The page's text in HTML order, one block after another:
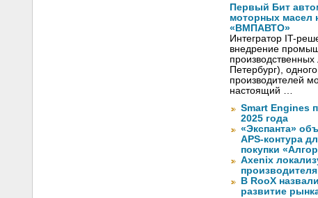
Первый Бит
моторных масел
«ВМПАВТО»
Интегратор IT-
внедрение
Петербург),
производителей
настоящий …
Smart Engines
2025 года
«Экспанта»
APS-контура
покупки
Axenix
В RooX
развитие